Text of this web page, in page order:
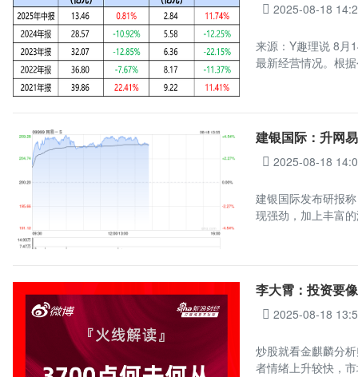
2025-08-18
来源：Y趣理说 8月
最新经营情况。根
建银国际：升网
2025-08-18
建银国际发布研报
现强劲，加上丰富
李大霄：投资要
2025-08-18
炒股就看金麒麟分
者情绪上升较快，